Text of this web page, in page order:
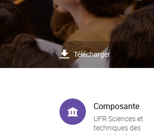
Télécharger
Composante
UFR Sciences et
techniques des